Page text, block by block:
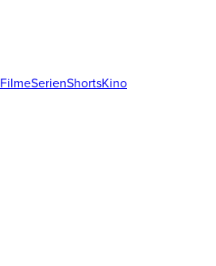
FilmeSerienShortsKino